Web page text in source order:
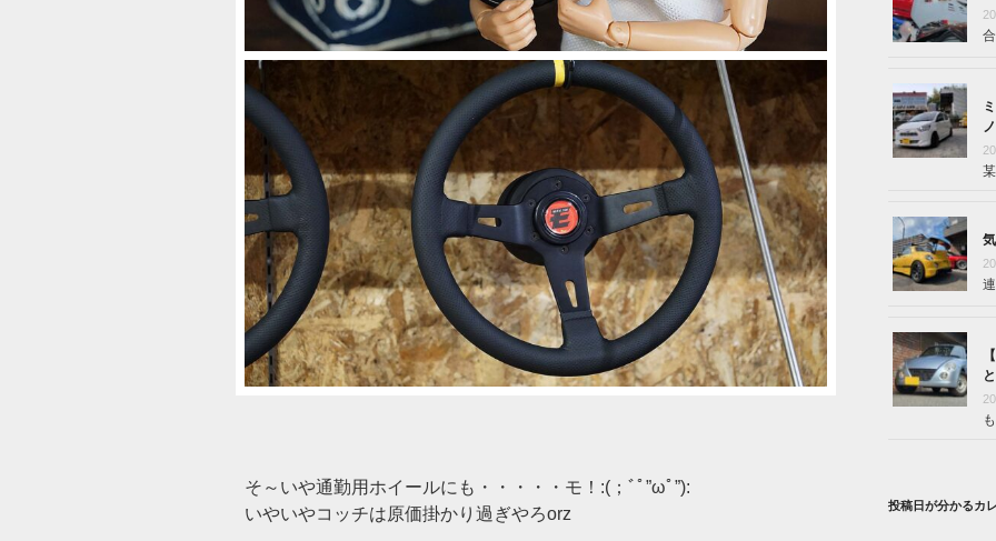
そ～いや通勤用ホイールにも・・・・・モ！:(；ﾞﾟ”ωﾟ”):
いやいやコッチは原価掛かり過ぎやろorz
ノ
投稿日が分かるカ